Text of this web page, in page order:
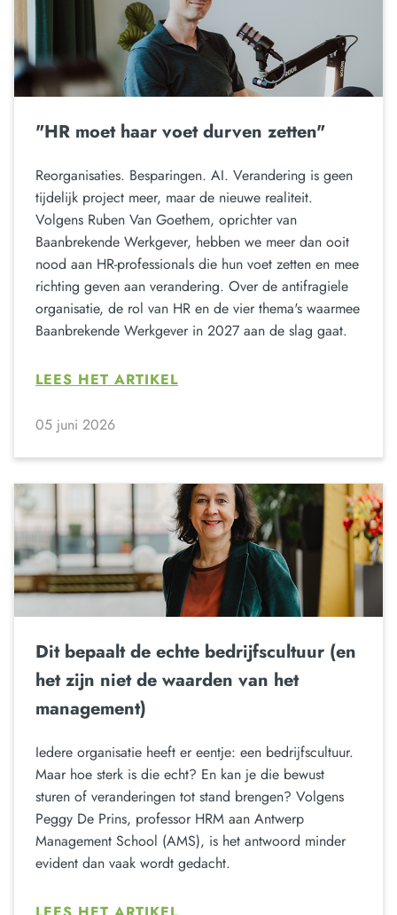
"HR moet haar voet durven zetten"
Reorganisaties. Besparingen. AI. Verandering is geen
tijdelijk project meer, maar de nieuwe realiteit.
Volgens Ruben Van Goethem, oprichter van
Baanbrekende Werkgever, hebben we meer dan ooit
nood aan HR-professionals die hun voet zetten en mee
richting geven aan verandering. Over de antifragiele
organisatie, de rol van HR en de vier thema's waarmee
Baanbrekende Werkgever in 2027 aan de slag gaat.
LEES HET ARTIKEL
05 juni 2026
Dit bepaalt de echte bedrijfscultuur (en
het zijn niet de waarden van het
management)
Iedere organisatie heeft er eentje: een bedrijfscultuur.
Maar hoe sterk is die echt? En kan je die bewust
sturen of veranderingen tot stand brengen? Volgens
Peggy De Prins, professor HRM aan Antwerp
Management School (AMS), is het antwoord minder
evident dan vaak wordt gedacht.